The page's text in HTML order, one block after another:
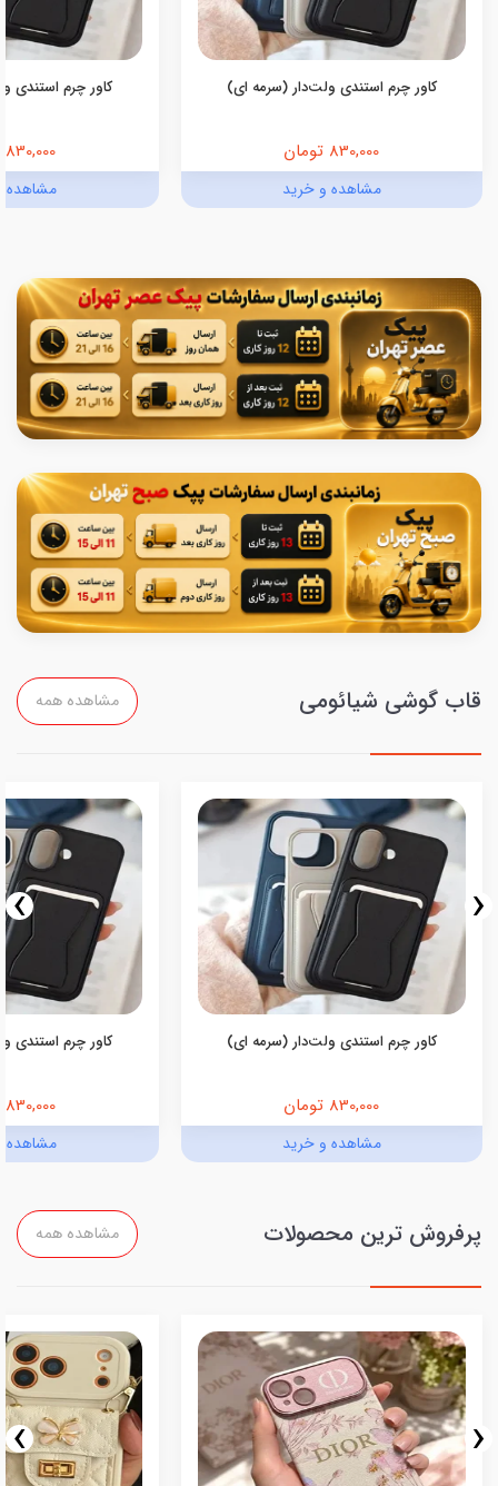
کاور چرم استندی ولت‌دار (سرمه ای)
830,000 تومان
مشاهده و خرید
کاور چرم استندی
830,000 تومان
مشاهده
قاب گوشی شیائومی مشاهده همه
کاور چرم استندی ولت‌دار (سرمه ای)
830,000 تومان
مشاهده و خرید
کاور چرم استندی
830,000 تومان
مشاهده
‹
›
پرفروش ترین محصولات مشاهده همه
‹
›